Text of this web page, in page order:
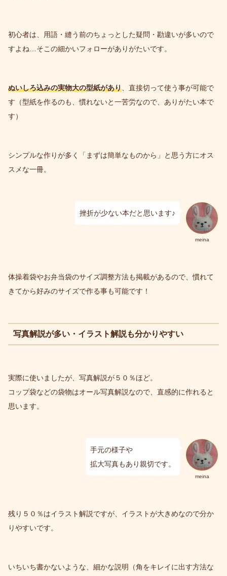
初心者は、用語・縫う前のちょっとした疑問・勘違いが多いので
すよね…そこの細かいフォローがありがたいです。
ぬいしろ込みの実物大の型紙があり 、直接切って使う事が可能で
す（型紙を作るのも、慣れないと一苦労なので、ありがたい本で
す）
シンプルな作りが多く「まずは簡単なものから」と思う方にオス
スメな一冊。
meina
挫折が少ない本だと思います♪
体操着袋やお弁当袋のサイズ調整方法も掲載があるので、慣れて
きてから好みのサイズで作る事も可能です！
写真解説が多い・イラスト解説も分かりやすい
実際に使いましたが、写真解説が５０％ほど。
コップ袋などの袋物はオール写真解説なので、直感的に作れると
思います。
meina
手元の様子や
拡大写真もあり親切です。
残り５０％はイラスト解説ですが、イラストが大きめなので分か
りやすいです。
いちいち書かないような、細かな説明（角をキレイに出す方法な